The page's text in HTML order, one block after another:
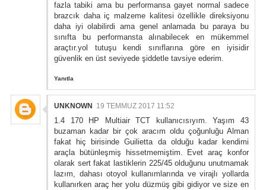
fazla tabiki ama bu performansa gayet normal sadece
brazcık daha iç malzeme kalitesi özellikle direksiyonu
daha iyi olabilirdi ama genel anlamada bu paraya bu
sınıfta bu performansta alınabilecek en mükemmel
araçtır.yol tutuşu kendi sınıflarına göre en iyisidir
güvenlik en üst seviyede şiddetle tavsiye ederim.
Yanıtla
UNKNOWN 19 TEMMUZ 2017 11:52
1.4 170 HP Multiair TCT kullanıcısıyım. Yaşım 43
buzaman kadar bir çok aracım oldu çoğunluğu Alman
fakat hiç birisinde Guilietta da olduğu kadar kendimi
araçla bütünleşmiş hissetmemiştim. Evet araç konfor
olarak sert fakat lastiklerin 225/45 olduğunu unutmamak
lazım, dahası otoyol kullanımlarında ve virajlı yollarda
kullanırken araç her yolu düzmüş gibi gidiyor ve size en